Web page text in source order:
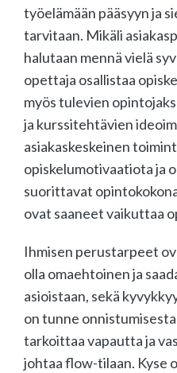
työelämään pääsyyn ja
tarvitaan. Mikäli
halutaan mennä vielä
opettaja osallistaa
myös tulevien
ja kurssitehtävien
asiakaskeskeinen
opiskelumotivaatiota ja
suorittavat
ovat saaneet vaikuttaa
Ihmisen perustarpeet
olla omaehtoinen ja
asioistaan, sekä
on tunne
tarkoittaa vapautta ja
johtaa flow-tilaan. Kyse